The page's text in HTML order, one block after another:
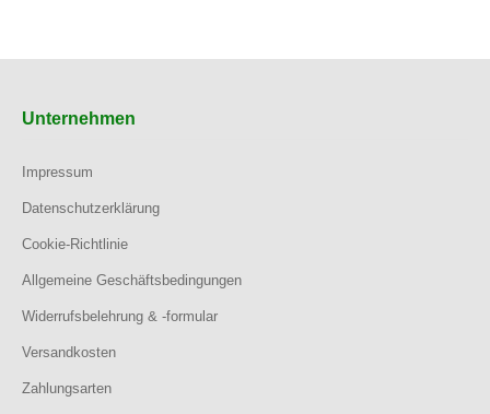
Unternehmen
Impressum
Datenschutzerklärung
Cookie-Richtlinie
Allgemeine Geschäftsbedingungen
Widerrufsbelehrung & -formular
Versandkosten
Zahlungsarten